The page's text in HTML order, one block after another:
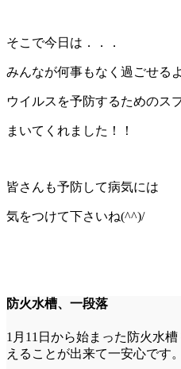
そこで今日は．．．
みんなが何事もなく過ごせる
ウイルスを予防するためのス
まいてくれました！！
皆さんも予防して病気には
気をつけて下さいね(^^)/
防火水槽、一段落
1月11日から始まった防火水
えることが出来て一安心です